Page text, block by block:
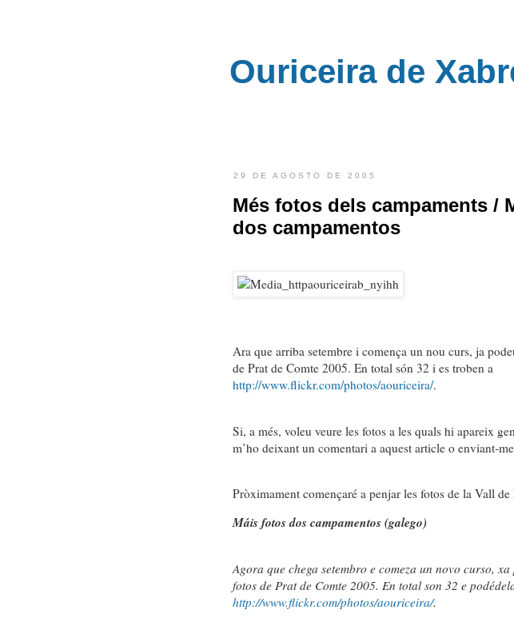
Ouriceira de
29 DE AGOSTO DE 2005
Més fotos dels campaments /
dos campamentos
Ara que arriba setembre i comença un nou curs, ja
de Prat de Comte 2005. En total són 32 i es troben a
http://www.flickr.com/photos/aouriceira/.
Si, a més, voleu veure les fotos a les quals hi apareix
m’ho deixant un comentari a aquest article o enviant-
Pròximament començaré a penjar les fotos de la Vall
Máis fotos dos campamentos (galego)
Agora que chega setembro e comeza un novo curso,
fotos de Prat de Comte 2005. En total son 32 e
http://www.flickr.com/photos/aouriceira/.